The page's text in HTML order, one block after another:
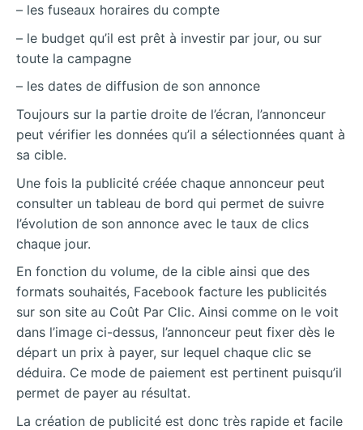
– les fuseaux horaires du compte
– le budget qu’il est prêt à investir par jour, ou sur
toute la campagne
– les dates de diffusion de son annonce
Toujours sur la partie droite de l’écran, l’annonceur
peut vérifier les données qu’il a sélectionnées quant à
sa cible.
Une fois la publicité créée chaque annonceur peut
consulter un tableau de bord qui permet de suivre
l’évolution de son annonce avec le taux de clics
chaque jour.
En fonction du volume, de la cible ainsi que des
formats souhaités, Facebook facture les publicités
sur son site au Coût Par Clic. Ainsi comme on le voit
dans l’image ci-dessus, l’annonceur peut fixer dès le
départ un prix à payer, sur lequel chaque clic se
déduira. Ce mode de paiement est pertinent puisqu’il
permet de payer au résultat.
La création de publicité est donc très rapide et facile